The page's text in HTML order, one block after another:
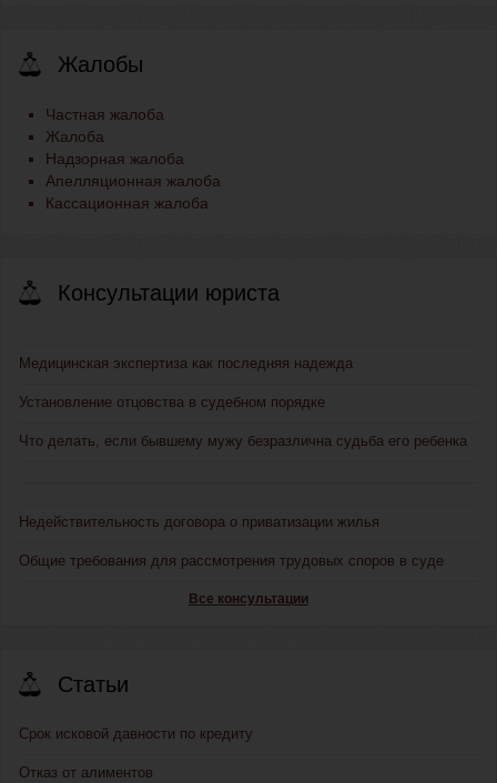
Жалобы
Частная жалоба
Жалоба
Надзорная жалоба
Апелляционная жалоба
Кассационная жалоба
Консультации юриста
Медицинская экспертиза как последняя надежда
Установление отцовства в судебном порядке
Что делать, если бывшему мужу безразлична судьба его ребенка
Недействительность договора о приватизации жилья
Общие требования для рассмотрения трудовых споров в суде
Все консультации
Статьи
Срок исковой давности по кредиту
Отказ от алиментов